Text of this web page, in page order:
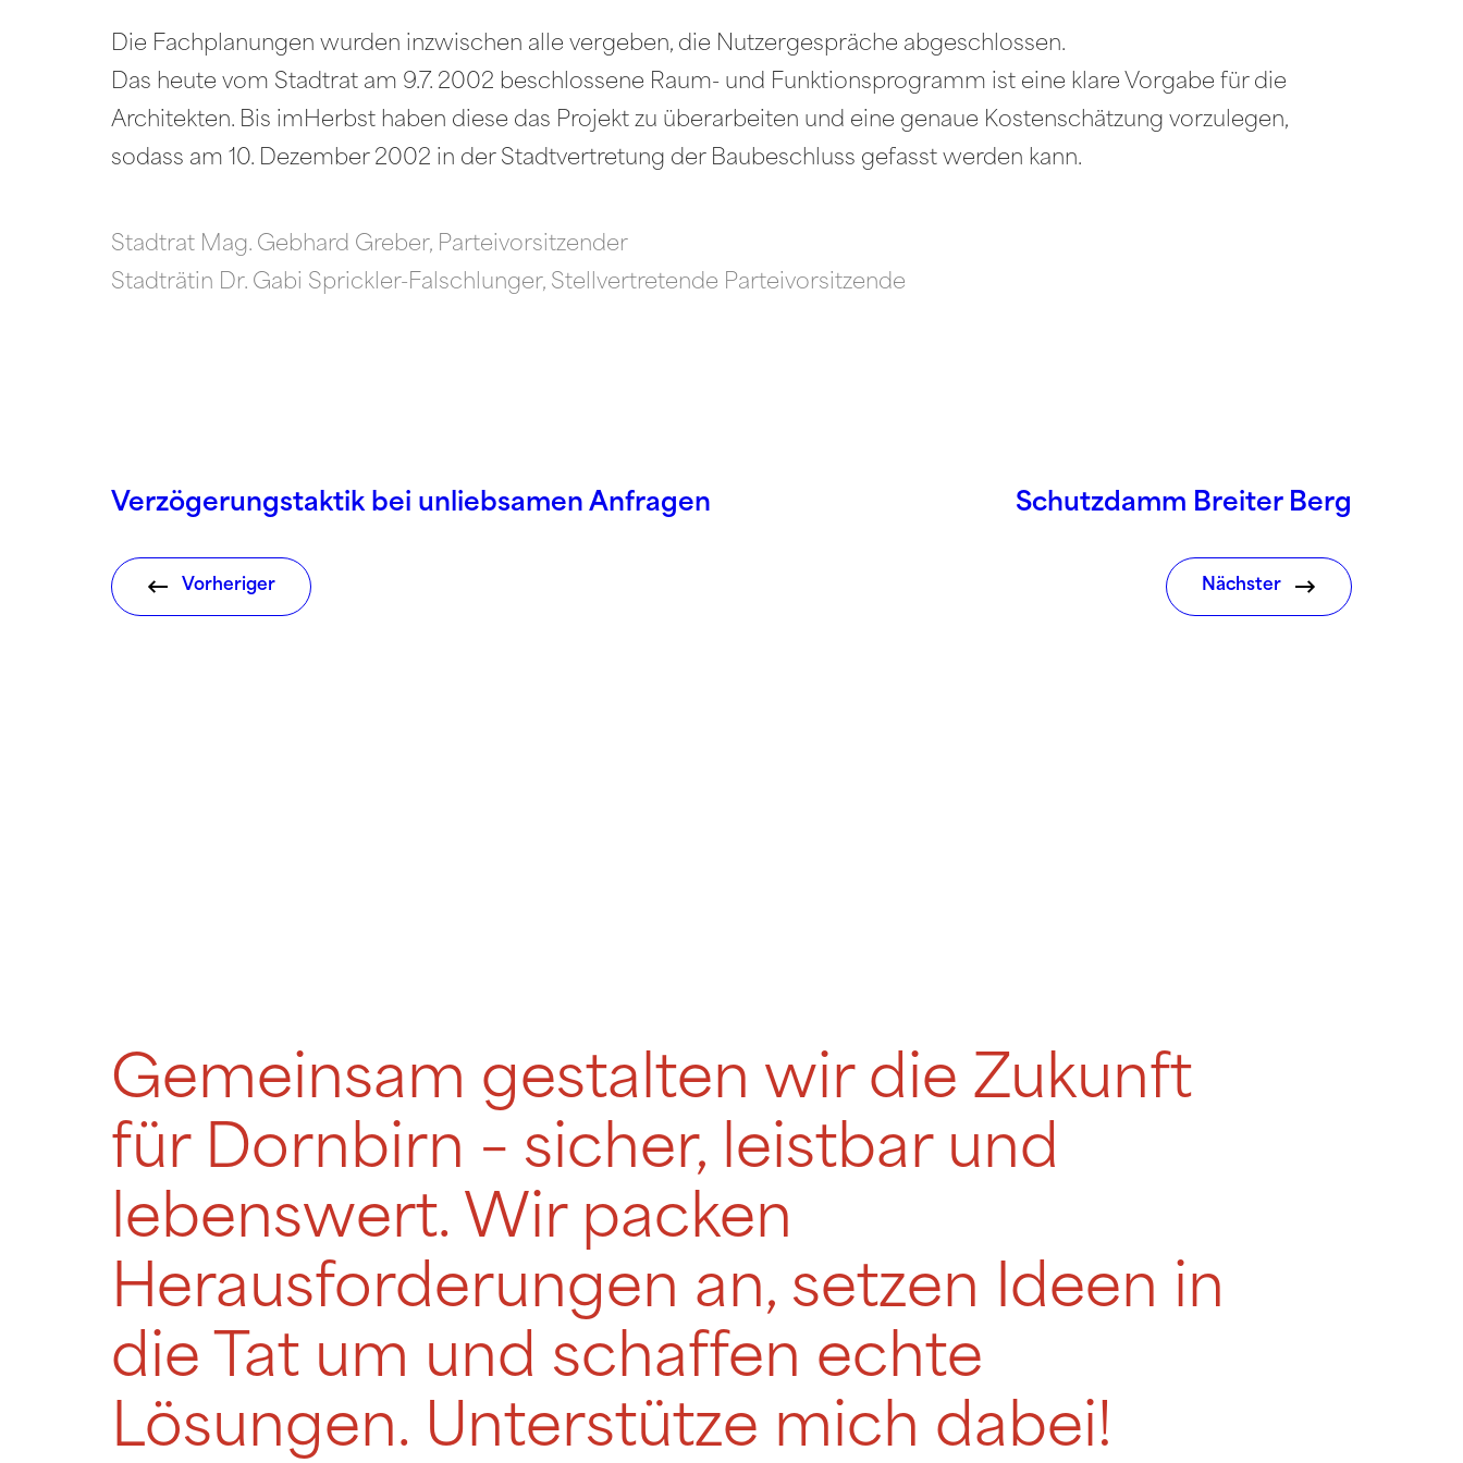
Die Fachplanungen wurden inzwischen alle vergeben, die Nutzergespräche abgeschlossen.
Das heute vom Stadtrat am 9.7. 2002 beschlossene Raum- und Funktionsprogramm ist eine klare Vorgabe für die
Architekten. Bis imHerbst haben diese das Projekt zu überarbeiten und eine genaue Kostenschätzung vorzulegen,
sodass am 10. Dezember 2002 in der Stadtvertretung der Baubeschluss gefasst werden kann.
Stadtrat Mag. Gebhard Greber, Parteivorsitzender
Stadträtin Dr. Gabi Sprickler-Falschlunger, Stellvertretende Parteivorsitzende
Verzögerungstaktik bei unliebsamen Anfragen
Vorheriger
Schutzdamm Breiter Berg
Nächster
Gemeinsam gestalten wir die Zukunft
für Dornbirn – sicher, leistbar und
lebenswert. Wir packen
Herausforderungen an, setzen Ideen in
die Tat um und schaffen echte
Lösungen. Unterstütze mich dabei!